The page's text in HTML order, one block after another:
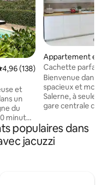
moyenne sur la
4,96 (138)
et
un
du
minutes
la mer
oasis
pour des
Appartement en
⋅ Salerne
Cachette
amalfitaine
Bienvenue dans
spacieux et
Salerne, à
gare centrale de
et à distance de
historique.
moderne pouvant
populaires dans
jacuzzi